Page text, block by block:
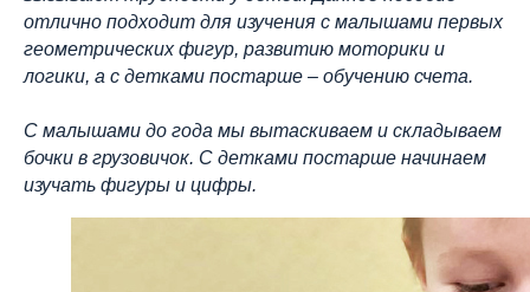
отлично подходит для изучения с малышами первых
геометрических фигур, развитию моторики и
логики, а с детками постарше – обучению счета.
С малышами до года мы вытаскиваем и складываем
бочки в грузовичок. С детками постарше начинаем
изучать фигуры и цифры.